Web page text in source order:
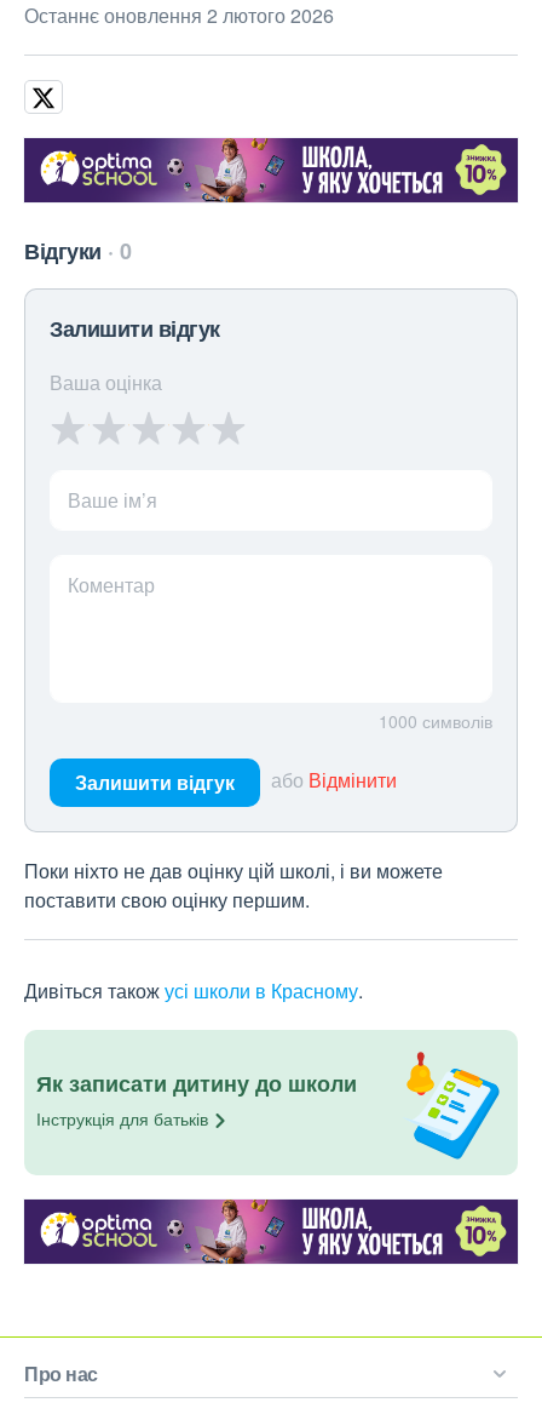
Останнє оновлення 2 лютого 2026
Відгуки 0
Залишити відгук
Ваша оцінка
Ваше ім’я
Коментар
1000 символів
Залишити відгук або Відмінити
Поки ніхто не дав оцінку цій школі, і ви можете
поставити свою оцінку першим.
Дивіться такожусі школи в Красному.
Як записати дитину до школи
Інструкція для батьків
Про нас